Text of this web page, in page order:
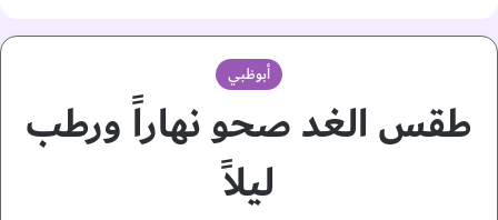
أبوظبي
طقس الغد صحو نهاراً ورطب
ليلاً